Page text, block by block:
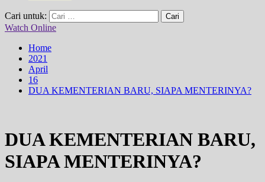
Cari untuk:
Watch Online
Home
2021
April
16
DUA KEMENTERIAN BARU, SIAPA MENTERINYA?
DUA KEMENTERIAN BARU,
SIAPA MENTERINYA?